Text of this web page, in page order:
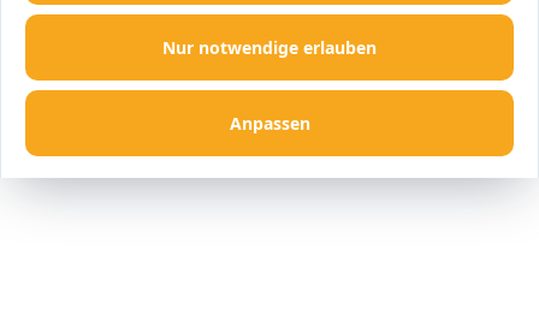
Nur notwendige erlauben
Anpassen